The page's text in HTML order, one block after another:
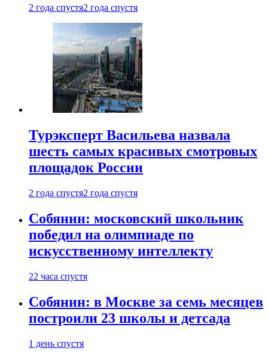
2 года спустя2 года спустя
Турэксперт Васильева назвала
шесть самых красивых смотровых
площадок России
2 года спустя2 года спустя
Собянин: московский школьник
победил на олимпиаде по
искусственному интеллекту
22 часа спустя
Собянин: в Москве за семь месяцев
построили 23 школы и детсада
1 день спустя